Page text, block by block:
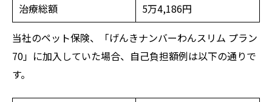
治療総額
5万4,186円
当社のペット保険、「げんきナンバーわんスリム プラン
70」に加入していた場合、自己負担額例は以下の通りで
す。